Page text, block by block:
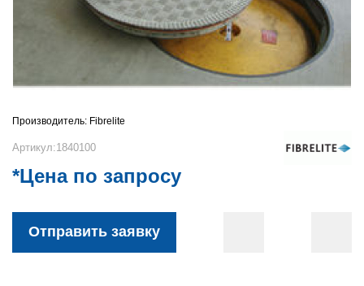
Производитель: Fibrelite
Артикул:1840100
*Цена по запросу
Отправить заявку